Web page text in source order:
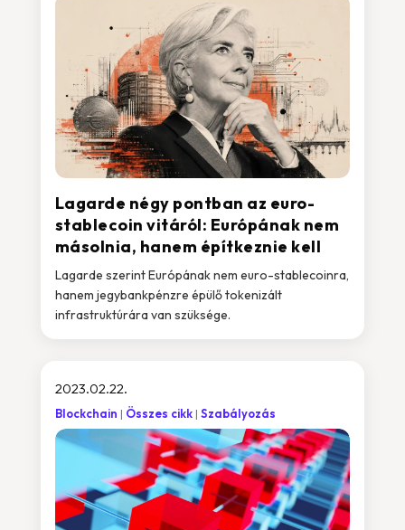
Lagarde négy pontban az euro-
stablecoin vitáról: Európának nem
másolnia, hanem építkeznie kell
Lagarde szerint Európának nem euro-stablecoinra,
hanem jegybankpénzre épülő tokenizált
infrastruktúrára van szüksége.
2023.02.22.
Blockchain Összes cikk Szabályozás